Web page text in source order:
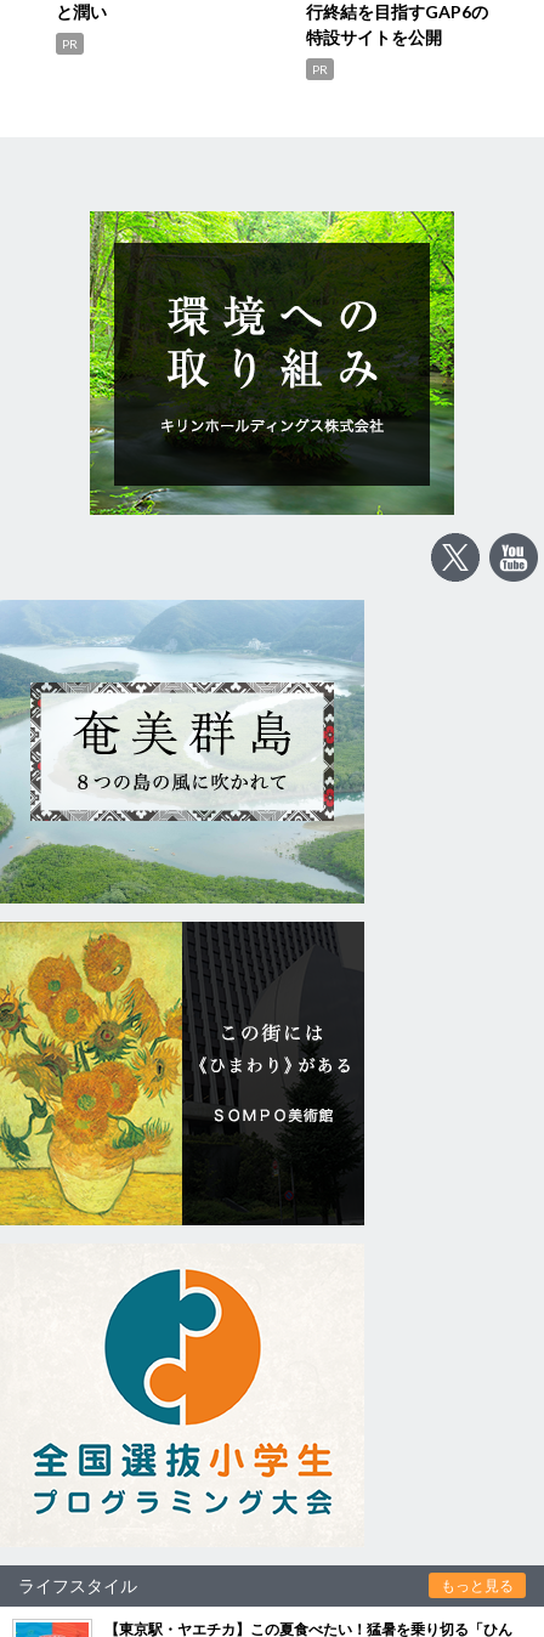
と潤い
PR
行終結を目指すGAP6の
特設サイトを公開
PR
ライフスタイル もっと見る
【東京駅・ヤエチカ】この夏食べたい！猛暑を乗り切る「ひん